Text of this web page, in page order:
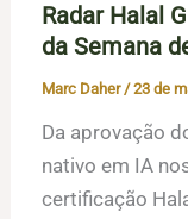
Radar Halal
da Semana
Marc Daher/23 de
Da aprovação
nativo em IA
certificação